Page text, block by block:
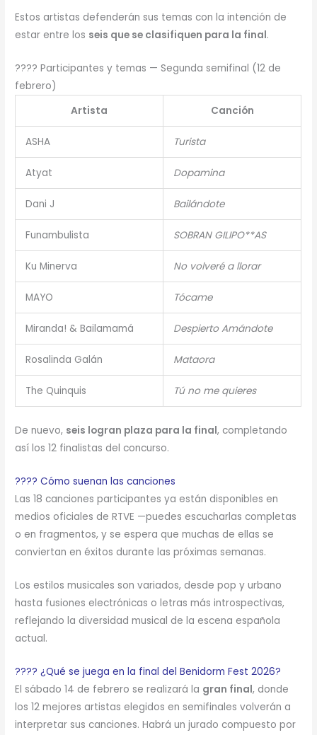
Estos artistas defenderán sus temas con la intención de
estar entre los seis que se clasifiquen para la final.
???? Participantes y temas — Segunda semifinal (12 de
febrero)
Artista
Canción
ASHA Turista
Atyat Dopamina
Dani J Bailándote
Funambulista SOBRAN GILIPO**AS
Ku Minerva No volveré a llorar
MAYO Tócame
Miranda! & Bailamamá Despierto Amándote
Rosalinda Galán Mataora
The Quinquis Tú no me quieres
De nuevo, seis logran plaza para la final, completando
así los 12 finalistas del concurso.
???? Cómo suenan las canciones
Las 18 canciones participantes ya están disponibles en
medios oficiales de RTVE —puedes escucharlas completas
o en fragmentos, y se espera que muchas de ellas se
conviertan en éxitos durante las próximas semanas.
Los estilos musicales son variados, desde pop y urbano
hasta fusiones electrónicas o letras más introspectivas,
reflejando la diversidad musical de la escena española
actual.
???? ¿Qué se juega en la final del Benidorm Fest 2026?
El sábado 14 de febrero se realizará la gran final, donde
los 12 mejores artistas elegidos en semifinales volverán a
interpretar sus canciones. Habrá un jurado compuesto por